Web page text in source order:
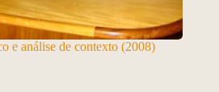
e análise de contexto (2008)